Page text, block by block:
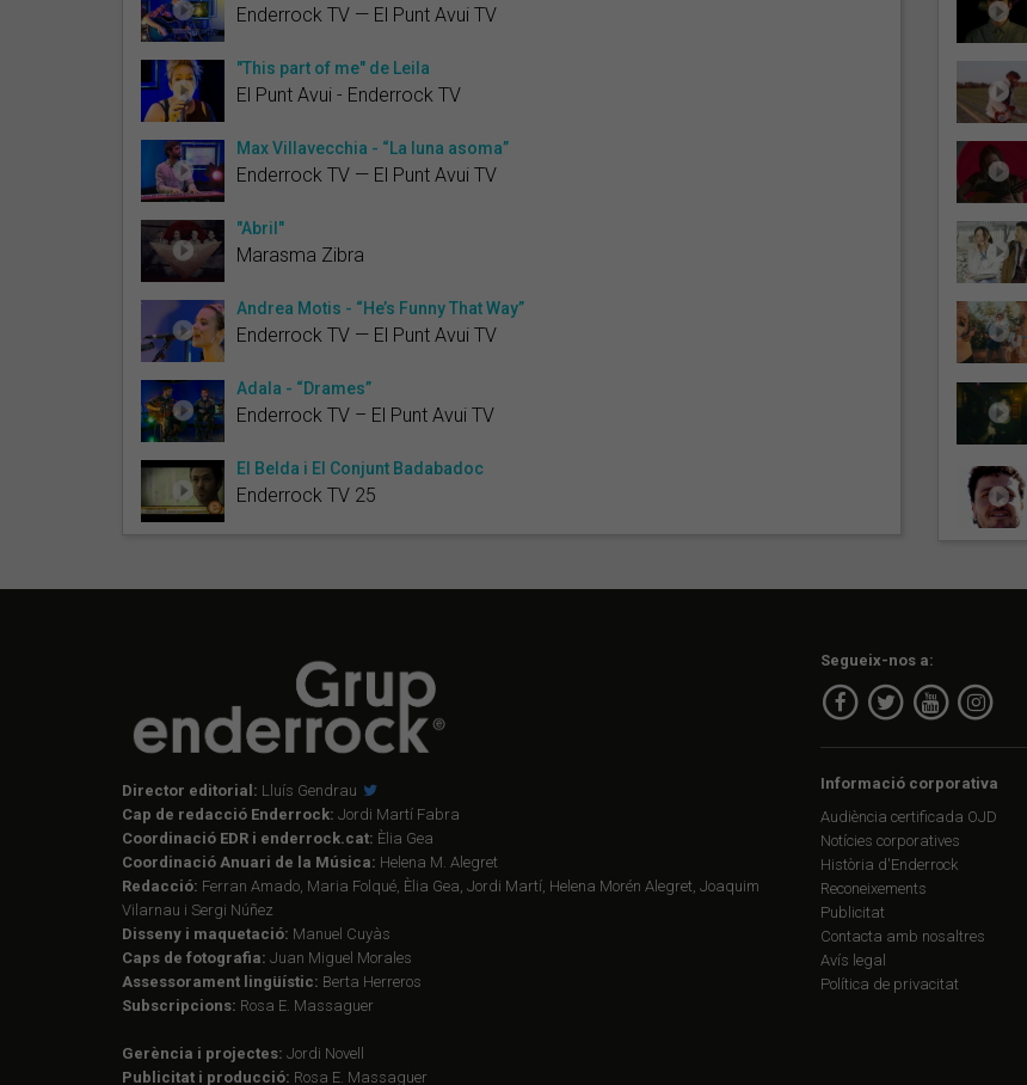
Enderrock TV — El Punt Avui TV
"This part of me" de Leila
El Punt Avui - Enderrock TV
Max Villavecchia - “La luna asoma”
Enderrock TV — El Punt Avui TV
"Abril"
Marasma Zibra
Andrea Motis - “He’s Funny That Way”
Enderrock TV — El Punt Avui TV
Adala - “Drames”
Enderrock TV – El Punt Avui TV
El Belda i El Conjunt Badabadoc
Enderrock TV 25
Director editorial: Lluís Gendrau
Cap de redacció Enderrock: Jordi Martí Fabra
Coordinació EDR i enderrock.cat: Èlia Gea
Coordinació Anuari de la Música: Helena M. Alegret
Redacció: Ferran Amado, Maria Folqué, Èlia Gea, Jordi Martí, Helena Morén Alegret, Joaquim
Vilarnau i Sergi Núñez
Disseny i maquetació: Manuel Cuyàs
Caps de fotografia: Juan Miguel Morales
Assessorament lingüístic: Berta Herreros
Subscripcions: Rosa E. Massaguer
Gerència i projectes: Jordi Novell
Publicitat i producció: Rosa E. Massaguer
Segueix-nos a:
Informació corporativa
Audiència certificada OJD
Notícies corporatives
Història d'Enderrock
Reconeixements
Publicitat
Contacta amb nosaltres
Avís legal
Política de privacitat